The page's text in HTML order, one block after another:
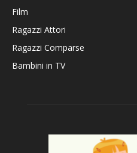
Film
Ragazzi Attori
Ragazzi Comparse
Bambini in TV